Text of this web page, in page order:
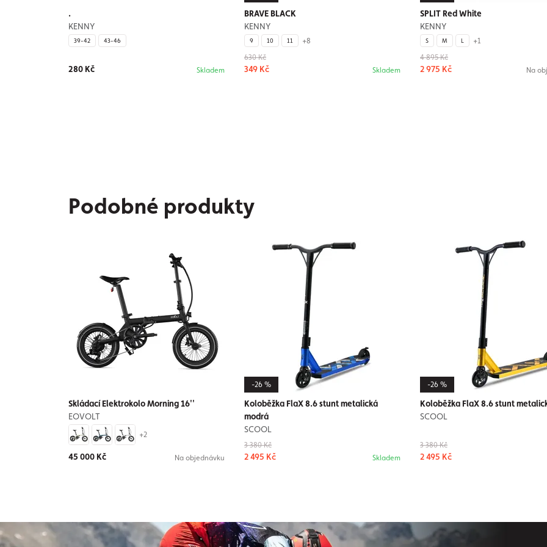
.
KENNY
39-42 43-46
280 Kč Skladem
BRAVE BLACK
KENNY
9 10 11
+8
630 Kč
349 Kč Skladem
SPLIT Red White
KENNY
S M L
+1
4 895 Kč
2 975 Kč Na
Podobné produkty
Skládací Elektrokolo Morning 16''
EOVOLT
+2
45 000 Kč Na objednávku
-26 %
Koloběžka FlaX 8.6 stunt metalická
modrá
SCOOL
3 380 Kč
2 495 Kč Skladem
-26 %
Koloběžka FlaX 8.6 stunt
SCOOL
3 380 Kč
2 495 Kč